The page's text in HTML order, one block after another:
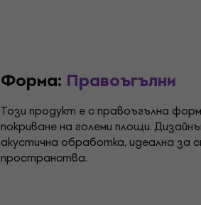
Форма: Правоъгълни
Този продукт е с правоъгълна
покриване на големи площи.
акустична обработка, идеална за
пространства.